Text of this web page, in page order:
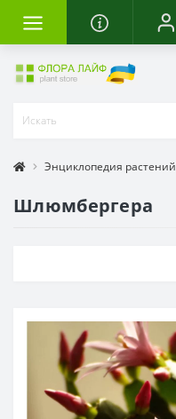
Энциклопедия растений
Шлюмбергера